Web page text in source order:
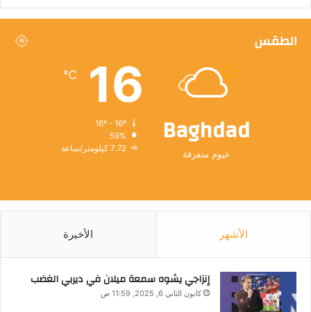
الطقس
Baghdad
غيوم متفرقة
16
℃
59%
7.72 كيلومتر/ساعة
الأشهر الأخيرة
إنزاجي يشوه سمعة ميلان في ديربي الغضب
كانون الثاني 6, 2025, 11:59 ص